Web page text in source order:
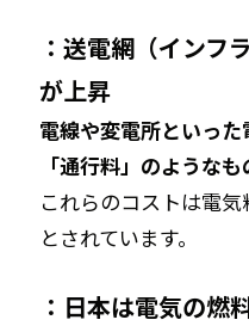
：送電網（インフ
が上昇
電線や変電所といっ
「通行料」のようなも
これらのコストは電
とされています。
：日本は電気の燃